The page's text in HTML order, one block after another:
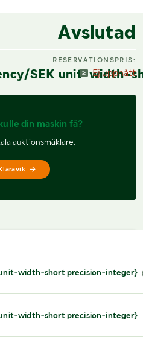
Avslutad
SEK unit-width-
RESERVATIONSPRIS:
Ej uppnått
din maskin få?
auktionsmäklare.
unit-width-short precision-integer}
unit-width-short precision-integer}